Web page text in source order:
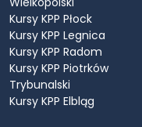
Kursy KPP Płock
Kursy KPP Legnica
Kursy KPP Radom
Kursy KPP Piotrków
Trybunalski
Kursy KPP Elbląg